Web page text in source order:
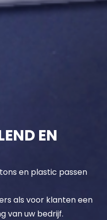
EN
en plastic passen
als voor klanten een
van uw bedrijf.